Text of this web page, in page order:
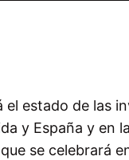
el estado de las
y España y en
se celebrará